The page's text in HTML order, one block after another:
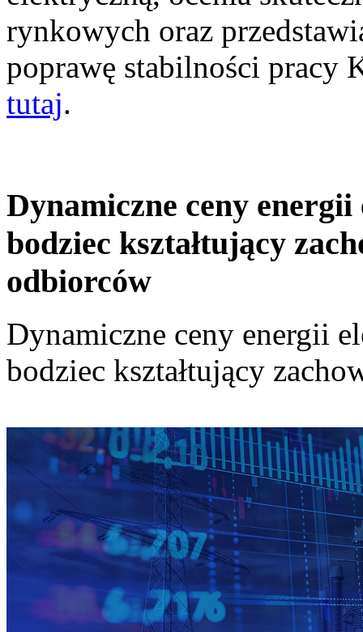
rynkowych oraz
poprawę stabilności pracy
tutaj.
Dynamiczne ceny
bodziec kształtujący
odbiorców
Dynamiczne ceny energii
bodziec kształtujący